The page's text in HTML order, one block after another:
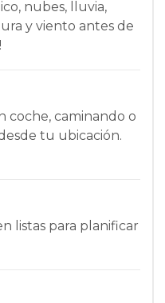
nubes, lluvia,
y viento antes de
coche, caminando o
tu ubicación.
listas para planificar